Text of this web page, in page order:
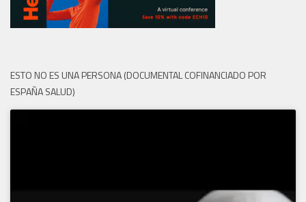
ESTO NO ES UNA PERSONA (DOCUMENTAL COFINANCIADO POR
ESPAÑA SALUD)